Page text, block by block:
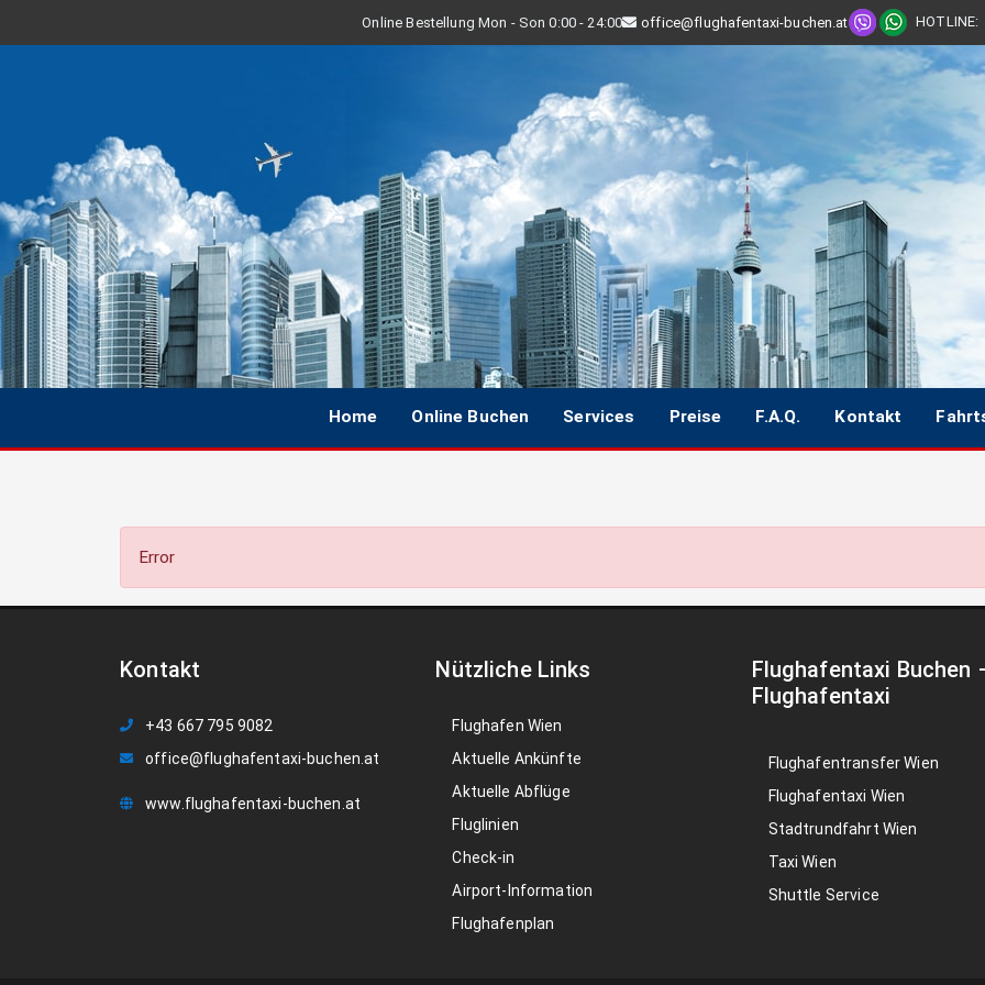
Online Bestellung Mon - Son 0:00 - 24:00 office@flughafentaxi-buchen.at HOTLINE:
Home Online Buchen Services Preise F.A.Q. Kontakt
Error
Kontakt
+43 667 795 9082
office@flughafentaxi-buchen.at
www.flughafentaxi-buchen.at
Nützliche Links
Flughafen Wien
Aktuelle Ankünfte
Aktuelle Abflüge
Fluglinien
Check-in
Airport-Information
Flughafenplan
Flughafentaxi Buchen
Flughafentaxi
Flughafentransfer Wien
Flughafentaxi Wien
Stadtrundfahrt Wien
Taxi Wien
Shuttle Service